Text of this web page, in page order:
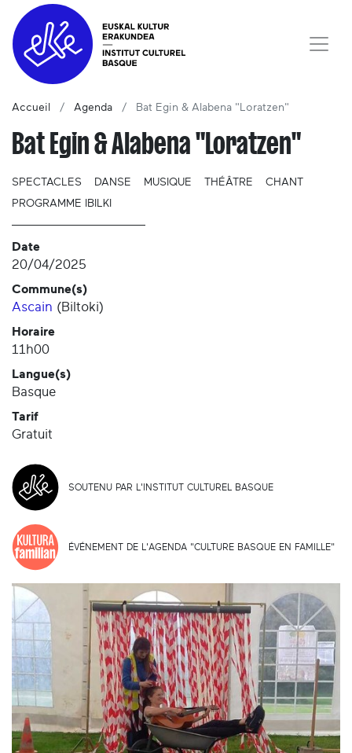
Accueil Agenda Bat Egin & Alabena "Loratzen"
Bat Egin & Alabena "Loratzen"
SPECTACLES DANSE MUSIQUE THÉÂTRE
CHANT
PROGRAMME IBILKI
Date
20/04/2025
Commune(s)
Ascain (Biltoki)
Horaire
11h00
Langue(s)
Basque
Tarif
Gratuit
SOUTENU PAR L'INSTITUT CULTUREL BASQUE
ÉVÉNEMENT DE L'AGENDA "CULTURE BASQUE EN FAMILLE"